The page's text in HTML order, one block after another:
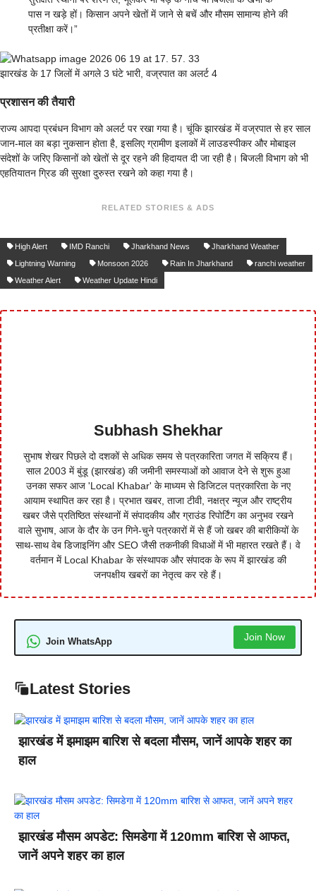
पास न खड़े हों। किसान अपने खेतों में जाने से बचें और मौसम सामान्य होने की
प्रतीक्षा करें।”
झारखंड के 17 जिलों में अगले 3 घंटे भारी, वज्रपात का अलर्ट 4
प्रशासन की तैयारी
राज्य आपदा प्रबंधन विभाग को अलर्ट पर रखा गया है। चूंकि झारखंड में वज्रपात से हर साल
जान-माल का बड़ा नुकसान होता है, इसलिए ग्रामीण इलाकों में लाउडस्पीकर और मोबाइल
संदेशों के जरिए किसानों को खेतों से दूर रहने की हिदायत दी जा रही है। बिजली विभाग को भी
एहतियातन ग्रिड की सुरक्षा दुरुस्त रखने को कहा गया है।
RELATED STORIES & ADS
High Alert IMD Ranchi Jharkhand News
Jharkhand Weather
Lightning Warning
Monsoon 2026 Rain In Jharkhand
ranchi weather
Weather Alert
Weather Update Hindi
Subhash Shekhar
सुभाष शेखर पिछले दो दशकों से अधिक समय से पत्रकारिता जगत में सक्रिय हैं।
साल 2003 में बुंडू (झारखंड) की जमीनी समस्याओं को आवाज देने से शुरू हुआ
उनका सफर आज 'Local Khabar' के माध्यम से डिजिटल पत्रकारिता के नए
आयाम स्थापित कर रहा है। प्रभात खबर, ताजा टीवी, नक्षत्र न्यूज और राष्ट्रीय
खबर जैसे प्रतिष्ठित संस्थानों में संपादकीय और ग्राउंड रिपोर्टिंग का अनुभव रखने
वाले सुभाष, आज के दौर के उन गिने-चुने पत्रकारों में से हैं जो खबर की बारीकियों के
साथ-साथ वेब डिजाइनिंग और SEO जैसी तकनीकी विधाओं में भी महारत रखते हैं। वे
वर्तमान में Local Khabar के संस्थापक और संपादक के रूप में झारखंड की
जनपक्षीय खबरों का नेतृत्व कर रहे हैं।
Join WhatsApp Join Now
Latest Stories
झारखंड में झमाझम बारिश से बदला मौसम, जानें आपके शहर का
हाल
झारखंड मौसम अपडेट: सिमडेगा में 120mm बारिश से आफत,
जानें अपने शहर का हाल